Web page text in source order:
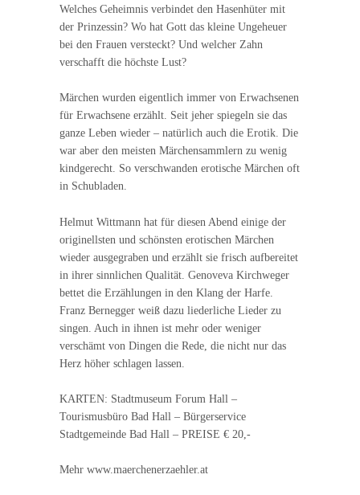
Welches Geheimnis verbindet den Hasenhüter mit
der Prinzessin? Wo hat Gott das kleine Ungeheuer
bei den Frauen versteckt? Und welcher Zahn
verschafft die höchste Lust?
Märchen wurden eigentlich immer von Erwachsenen
für Erwachsene erzählt. Seit jeher spiegeln sie das
ganze Leben wieder – natürlich auch die Erotik. Die
war aber den meisten Märchensammlern zu wenig
kindgerecht. So verschwanden erotische Märchen oft
in Schubladen.
Helmut Wittmann hat für diesen Abend einige der
originellsten und schönsten erotischen Märchen
wieder ausgegraben und erzählt sie frisch aufbereitet
in ihrer sinnlichen Qualität. Genoveva Kirchweger
bettet die Erzählungen in den Klang der Harfe.
Franz Bernegger weiß dazu liederliche Lieder zu
singen. Auch in ihnen ist mehr oder weniger
verschämt von Dingen die Rede, die nicht nur das
Herz höher schlagen lassen.
KARTEN: Stadtmuseum Forum Hall –
Tourismusbüro Bad Hall – Bürgerservice
Stadtgemeinde Bad Hall – PREISE € 20,-
Mehr www.maerchenerzaehler.at